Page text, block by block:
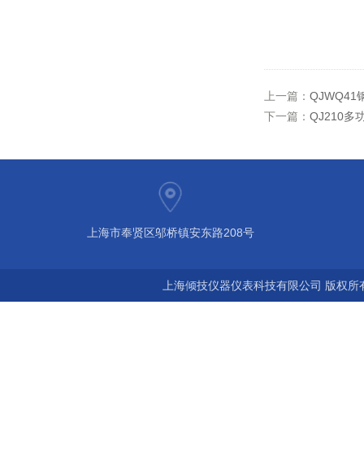
上一篇： QJWQ41
下一篇： QJ210多
上海市奉贤区邬桥镇安东路208号
上海倾技仪器仪表科技有限公司 版权